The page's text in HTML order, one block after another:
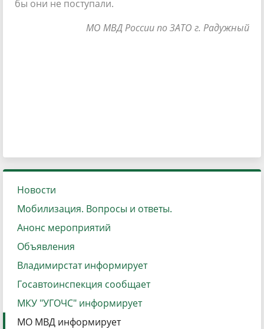
бы они не поступали.
МО МВД России по ЗАТО г. Радужный
Новости
Мобилизация. Вопросы и ответы.
Анонс мероприятий
Объявления
Владимирстат информирует
Госавтоинспекция сообщает
МКУ "УГОЧС" информирует
МО МВД информирует